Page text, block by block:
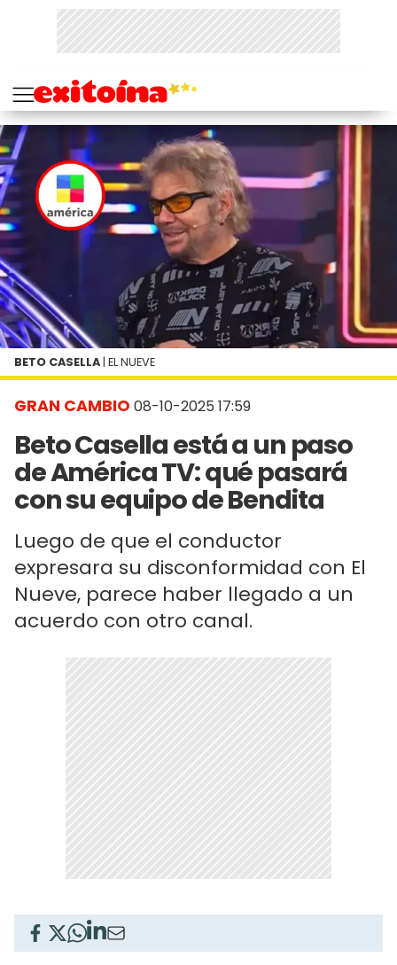
GRAN CAMBIO 08-10-2025 17:59
Beto Casella está a un paso
de América TV: qué pasará
con su equipo de Bendita
Luego de que el conductor
expresara su disconformidad con El
Nueve, parece haber llegado a un
acuerdo con otro canal.
BETO CASELLA | EL NUEVE